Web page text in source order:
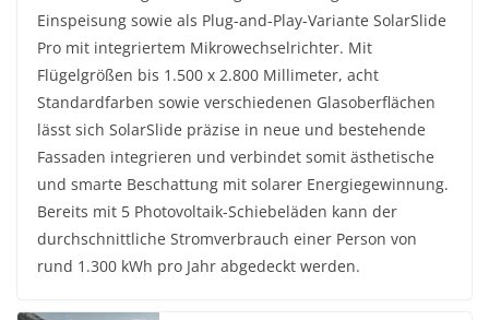
Einspeisung sowie als Plug-and-Play-Variante SolarSlide
Pro mit integriertem Mikrowechselrichter. Mit
Flügelgrößen bis 1.500 x 2.800 Millimeter, acht
Standardfarben sowie verschiedenen Glasoberflächen
lässt sich SolarSlide präzise in neue und bestehende
Fassaden integrieren und verbindet somit ästhetische
und smarte Beschattung mit solarer Energiegewinnung.
Bereits mit 5 Photovoltaik-Schiebeläden kann der
durchschnittliche Stromverbrauch einer Person von
rund 1.300 kWh pro Jahr abgedeckt werden.